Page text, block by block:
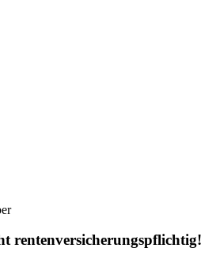
rentenversicherungspflichtig!